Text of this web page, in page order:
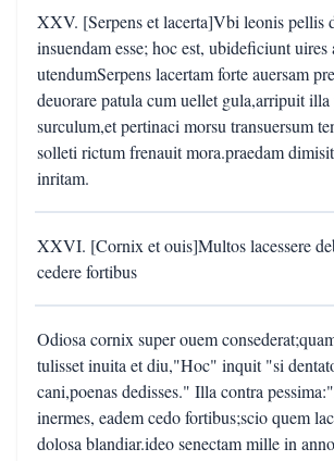
XXV. [Serpens et lacerta]Vbi leonis pellis
insuendam esse; hoc est, ubideficiunt uires
utendumSerpens lacertam forte auersam
deuorare patula cum uellet gula,arripuit
surculum,et pertinaci morsu transuersum
solleti rictum frenauit mora.praedam
inritam.
XXVI. [Cornix et ouis]Multos lacessere
cedere fortibus
Odiosa cornix super ouem
tulisset inuita et diu,"Hoc" inquit "si
cani,poenas dedisses." Illa contra
inermes, eadem cedo fortibus;scio quem
dolosa blandiar.ideo senectam mille in